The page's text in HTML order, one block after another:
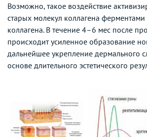
Возможно, такое воздействие
старых молекул коллагена ферментами
коллагена. В течение 4–6 мес после
происходит усиленное образование
дальнейшее укрепление дермального
основе длительного эстетического